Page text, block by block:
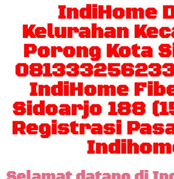
IndiHome
Kelurahan
Porong Kota
IndiHome
Sidoarjo 188
Registrasi